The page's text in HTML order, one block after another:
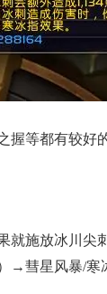
等都有较好
施放冰川尖
→彗星风暴/